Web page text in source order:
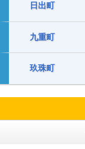
日出町
九重町
玖珠町